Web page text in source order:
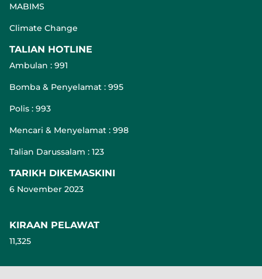
MABIMS
Climate Change
TALIAN HOTLINE
Ambulan : 991
Bomba & Penyelamat : 995
Polis : 993
Mencari & Menyelamat : 998
Talian Darussalam : 123
TARIKH DIKEMASKINI
6 November 2023
KIRAAN PELAWAT
11,325